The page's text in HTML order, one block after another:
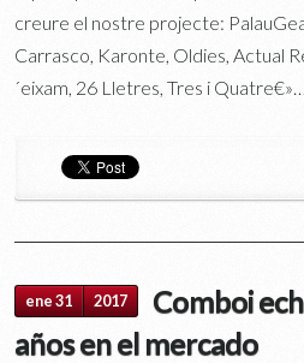
creure el nostre projecte:
Carrasco, Karonte, Oldies, Actual
´eixam, 26 Lletres, Tres i Quatre€»…
ene 31 2017
Comboi
años en el mercado